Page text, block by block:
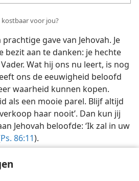
voor jou?
gave van Jehovah. Je
bezit aan te danken: je hechte
Wat hij ons nu leert, is nog
ons de eeuwigheid beloofd
waarheid kunnen kopen.
als een mooie parel. Blijf altijd
haar nooit’. Dan kun jij
Jehovah beloofde: ‘Ik zal in uw
Ps. 86:11).